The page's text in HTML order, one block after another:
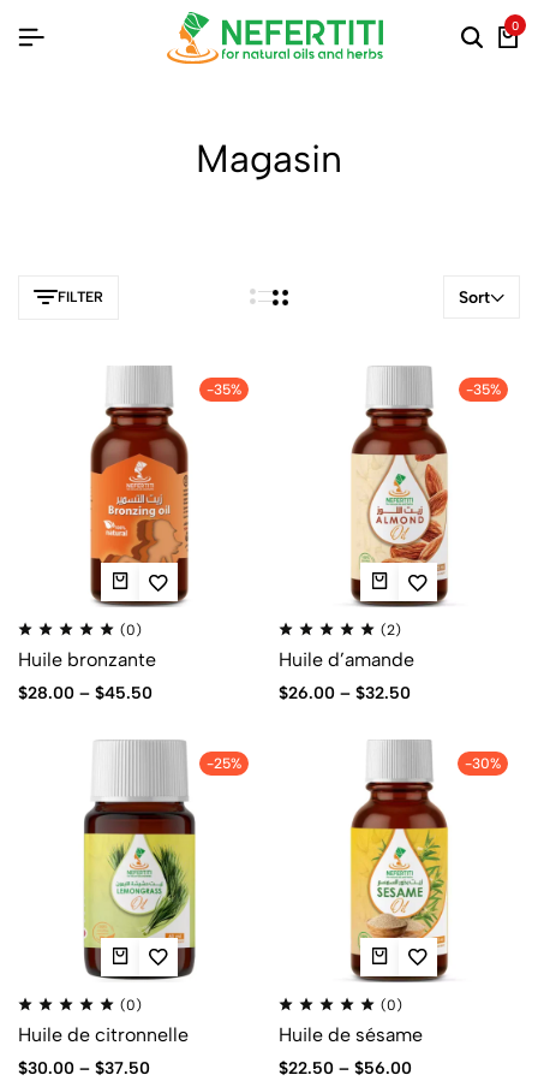
0
Magasin
FILTER Sort
-35%
(0)
Huile bronzante
$28.00 – $45.50
-35%
(2)
Huile d’amande
$26.00– $32.50
-25%
(0)
Huile de citronnelle
$30.00 – $37.50
-30%
(0)
Huile de sésame
$22.50– $56.00